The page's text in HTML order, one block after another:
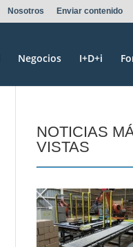
Nosotros Enviar contenido
Negocios I+D+i
NOTICIAS
VISTAS